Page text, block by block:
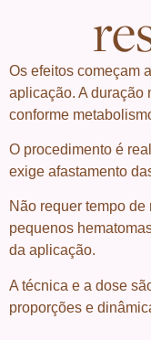
Os efeitos começam
aplicação. A duração
conforme
O procedimento é
exige afastamento
Não requer tempo
pequenos
da aplicação.
A técnica e a dose
proporções e